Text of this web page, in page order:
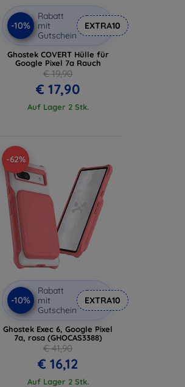
-10%
Rabatt
mit
Gutschein
EXTRA10
Ghostek COVERT Hülle für
Google Pixel 7a Rauch
€ 19,90
€ 17,90
Auf Lager 2 Stk.
-62%
-10%
Rabatt
mit
Gutschein
EXTRA10
Ghostek Exec 6, Google Pixel
7a, rosa (GHOCAS3388)
€ 41,90
€ 16,12
Auf Lager 2 Stk.